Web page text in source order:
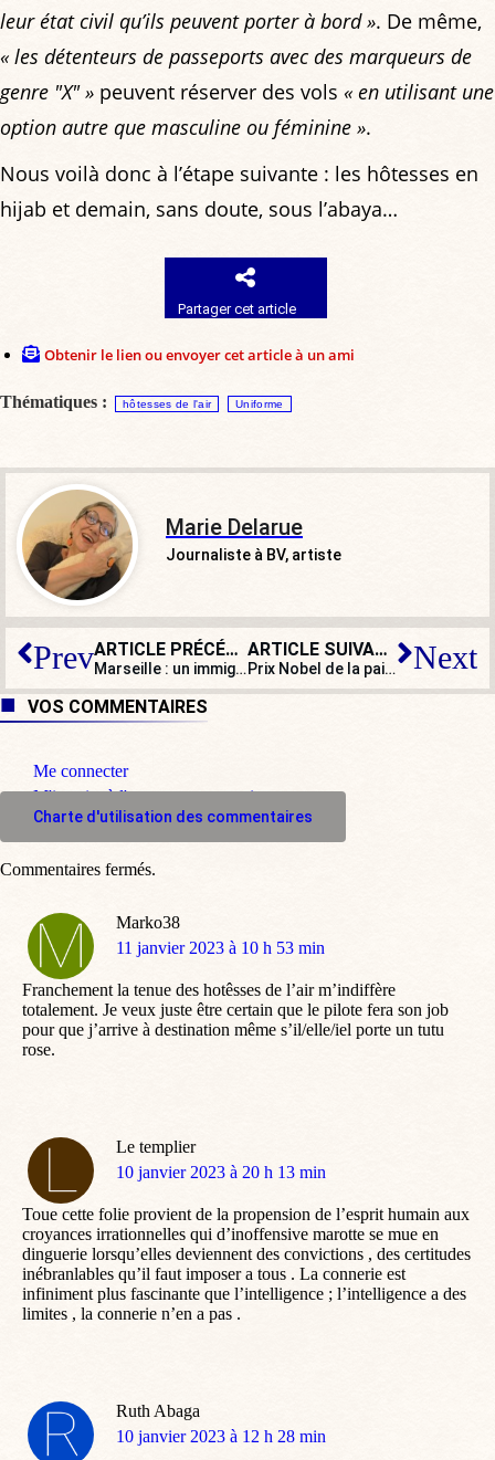
leur état civil qu’ils peuvent porter à bord ». De même,
« les détenteurs de passeports avec des marqueurs de
genre "X" » peuvent réserver des vols « en utilisant une
option autre que masculine ou féminine ».
Nous voilà donc à l’étape suivante : les hôtesses en
hijab et demain, sans doute, sous l’abaya…
Partager cet article
Obtenir le lien ou envoyer cet article à un ami
Thématiques : hôtesses de l'air Uniforme
Marie Delarue
Journaliste à BV, artiste
Prev ARTICLE PRÉCÉDENT
Marseille : un immigré clandestin tente d’immoler par le feu sa compagne
ARTICLE SUIVANT
Prix Nobel de la paix : le Pakistan propose le président turc Erdoğan… Next
VOS COMMENTAIRES
Me connecter
M'inscrire à l'espace commentaire
Charte d'utilisation des commentaires
Marko38
dit
11 janvier 2023 à 10 h 53 min
Franchement la tenue des hotêsses de l’air m’indiffère
totalement. Je veux juste être certain que le pilote fera son job
pour que j’arrive à destination même s’il/elle/iel porte un tutu
rose.
Le templier
dit
10 janvier 2023 à 20 h 13 min
Toue cette folie provient de la propension de l’esprit humain aux
croyances irrationnelles qui d’inoffensive marotte se mue en
dinguerie lorsqu’elles deviennent des convictions , des certitudes
inébranlables qu’il faut imposer a tous . La connerie est
infiniment plus fascinante que l’intelligence ; l’intelligence a des
limites , la connerie n’en a pas .
Ruth Abaga
dit
10 janvier 2023 à 12 h 28 min
Commentaires fermés.